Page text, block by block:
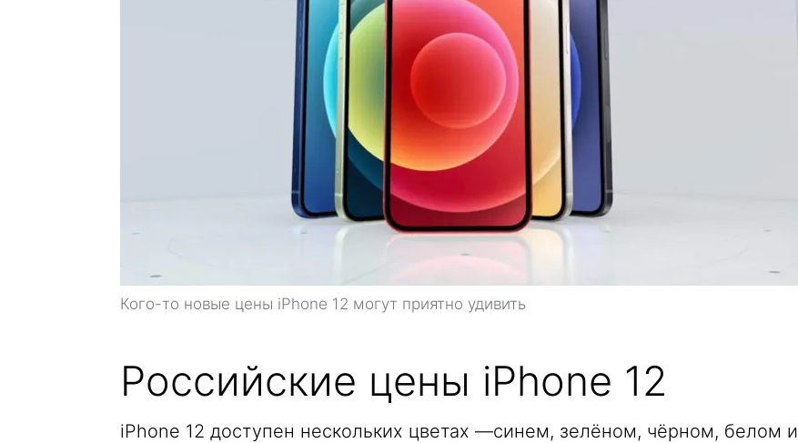
Кого-то новые цены iPhone 12 могут приятно удивить
Российские цены iPhone 12
iPhone 12 доступен нескольких цветах —синем, зелёном, чёрном, белом и